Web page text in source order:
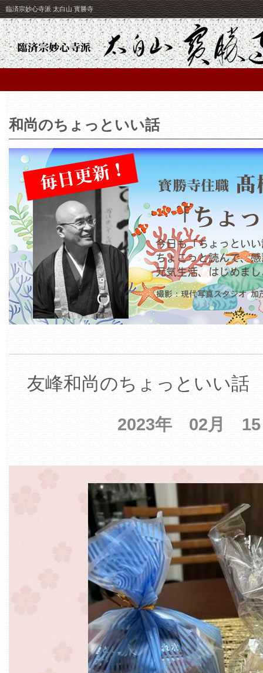
臨済宗妙心寺派 太白山 寳勝寺
和尚のちょっといい話
友峰和尚のちょっといい話
2023年 02月